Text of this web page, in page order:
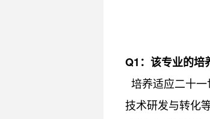
Q1： 该专业的培
培养适应二十一
技术研发与转化